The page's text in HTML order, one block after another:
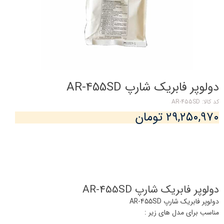
دولوپر فابریک شارپ AR-455SD
کد کالا: AR-455SD
۲۹,۲۵۰,۹۷۰ تومان
دولوپر فابریک شارپ AR-455SD
دولوپر فابریک شارپ AR-455SD
مناسب برای مدل های زیر :